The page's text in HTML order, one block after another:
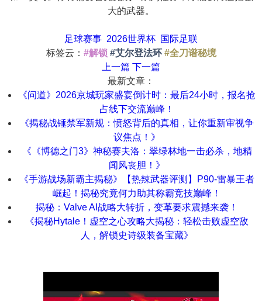
大的武器。
足球赛事 2026世界杯 国际足联
标签云： #解锁 #艾尔登法环 #全刀谱秘境
上一篇 下一篇
最新文章：
《问道》2026京城玩家盛宴倒计时：最后24小时，报名抢
占线下交流巅峰！
《揭秘战锤禁军新规：愤怒背后的真相，让你重新审视争
议焦点！》
《《博德之门3》神秘赛夫洛：翠绿林地一击必杀，地精
闻风丧胆！》
《手游战场新霸主揭秘》【热辣武器评测】P90-雷暴王者
崛起！揭秘究竟何力助其称霸竞技巅峰！
揭秘：Valve AI战略大转折，变革要求震撼来袭！
《揭秘Hytale！虚空之心攻略大揭秘：轻松击败虚空敌
人，解锁史诗级装备宝藏》